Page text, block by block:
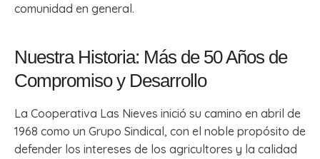
comunidad en general.
Nuestra Historia: Más de 50 Años de
Compromiso y Desarrollo
La Cooperativa Las Nieves inició su camino en abril de
1968 como un Grupo Sindical, con el noble propósito de
defender los intereses de los agricultores y la calidad